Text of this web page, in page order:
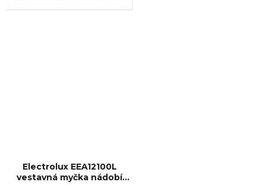
Electrolux EEA12100L
vestavná myčka nádobí